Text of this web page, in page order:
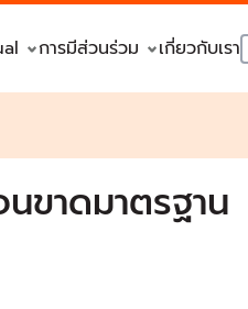
การมีส่วนร่วม เกี่ยวกับเรา
ขาดมาตรฐาน